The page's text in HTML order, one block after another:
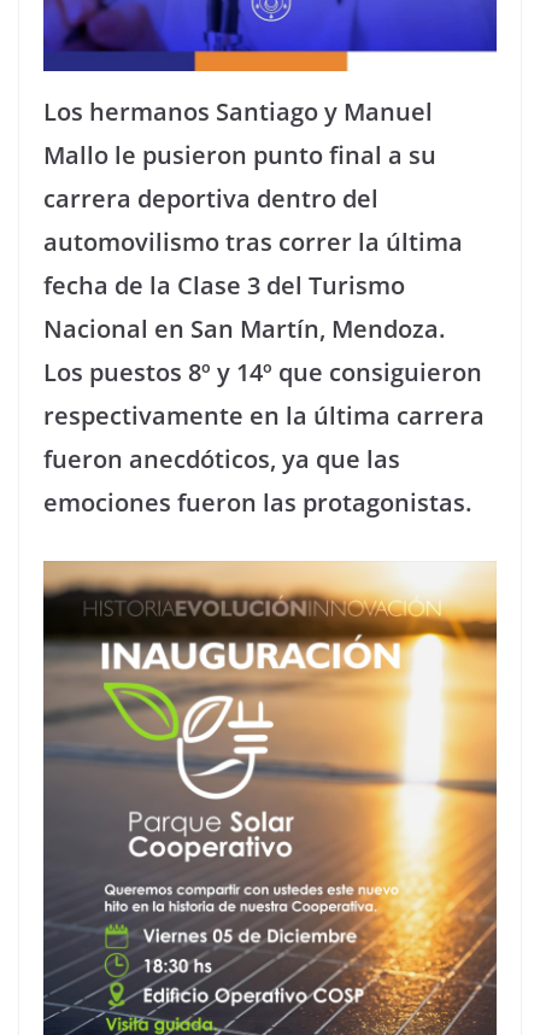
Los hermanos Santiago y Manuel
Mallo le pusieron punto final a su
carrera deportiva dentro del
automovilismo tras correr la última
fecha de la Clase 3 del Turismo
Nacional en San Martín, Mendoza.
Los puestos 8º y 14º que consiguieron
respectivamente en la última carrera
fueron anecdóticos, ya que las
emociones fueron las protagonistas.